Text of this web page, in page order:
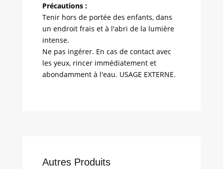
Précautions :
Tenir hors de portée des enfants, dans
un endroit frais et à l'abri de la lumière
intense.
Ne pas ingérer. En cas de contact avec
les yeux, rincer immédiatement et
abondamment à l'eau. USAGE EXTERNE.
Autres Produits